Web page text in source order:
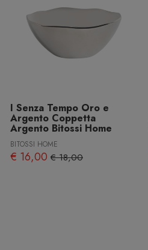
I Senza Tempo Oro e
Argento Coppetta
Argento Bitossi Home
BITOSSI HOME
€ 16,00 € 18,00